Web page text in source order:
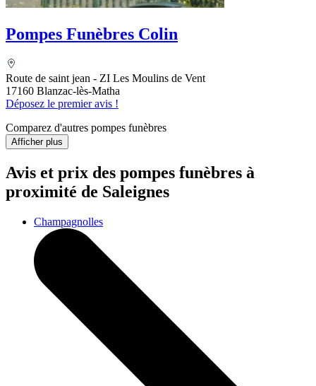
Pompes Funèbres Colin
Route de saint jean - ZI Les Moulins de Vent
17160 Blanzac-lès-Matha
Déposez le premier avis !
Comparez d'autres pompes funèbres
Afficher plus
Avis et prix des pompes funèbres à
proximité de Saleignes
Champagnolles